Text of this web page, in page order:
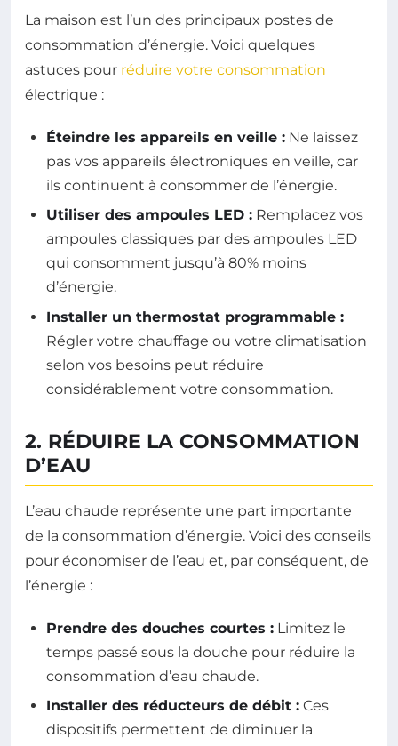
La maison est l’un des principaux postes de
consommation d’énergie. Voici quelques
astuces pour réduire votre consommation
électrique :
Éteindre les appareils en veille : Ne laissez
pas vos appareils électroniques en veille, car
ils continuent à consommer de l’énergie.
Utiliser des ampoules LED : Remplacez vos
ampoules classiques par des ampoules LED
qui consomment jusqu’à 80% moins
d’énergie.
Installer un thermostat programmable :
Régler votre chauffage ou votre climatisation
selon vos besoins peut réduire
considérablement votre consommation.
2. RÉDUIRE LA CONSOMMATION
D’EAU
L’eau chaude représente une part importante
de la consommation d’énergie. Voici des conseils
pour économiser de l’eau et, par conséquent, de
l’énergie :
Prendre des douches courtes : Limitez le
temps passé sous la douche pour réduire la
consommation d’eau chaude.
Installer des réducteurs de débit : Ces
dispositifs permettent de diminuer la